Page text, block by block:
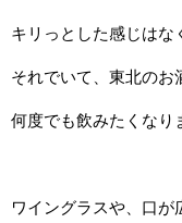
キリっとした感じはな
それでいて、東北のお
何度でも飲みたくなり
ワイングラスや、口が